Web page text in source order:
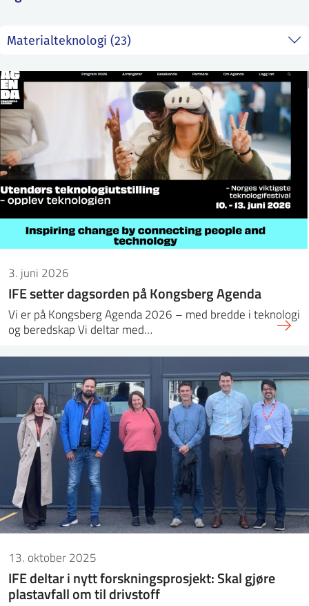
PRESSE ENGLISH
3. juni 2026
IFE setter dagsorden på Kongsberg Agenda
Vi er på Kongsberg Agenda 2026 – med bredde i teknologi
og beredskap Vi deltar med…
13. oktober 2025
IFE deltar i nytt forskningsprosjekt: Skal gjøre
plastavfall om til drivstoff